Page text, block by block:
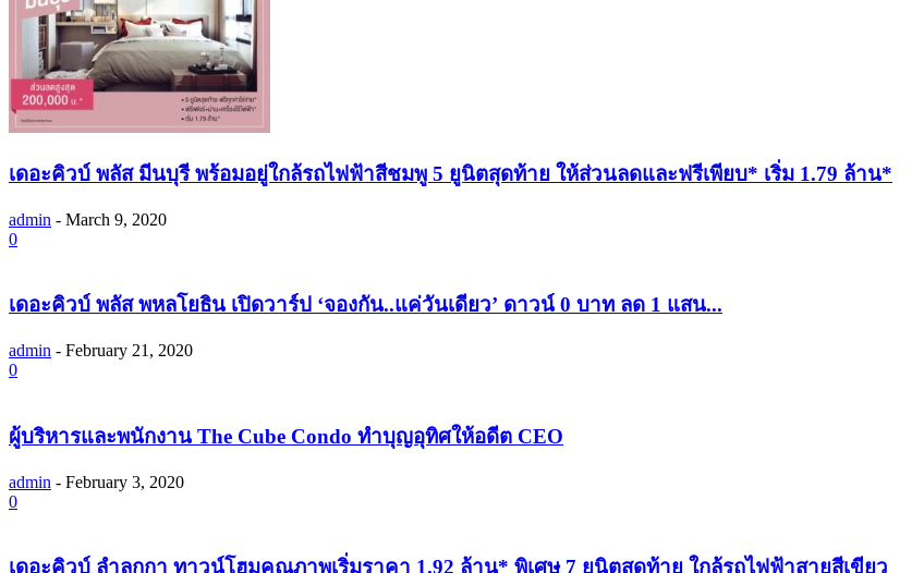
เดอะคิวบ์ พลัส มีนบุรี พร้อมอยู่ใกล้รถไฟฟ้าสีชมพู 5 ยูนิตสุดท้าย ให้ส่วนลดและฟรีเพียบ* เริ่ม 1.79 ล้าน*
admin - March 9, 2020
0
เดอะคิวบ์ พลัส พหลโยธิน เปิดวาร์ป ‘จองกัน..แค่วันเดียว’ ดาวน์ 0 บาท ลด 1 แสน...
admin - February 21, 2020
0
ผู้บริหารและพนักงาน The Cube Condo ทำบุญอุทิศให้อดีต CEO
admin - February 3, 2020
0
เดอะคิวบ์ ลำลูกกา ทาวน์โฮมคุณภาพเริ่มราคา 1.92 ล้าน* พิเศษ 7 ยูนิตสุดท้าย ใกล้รถไฟฟ้าสายสีเขียว